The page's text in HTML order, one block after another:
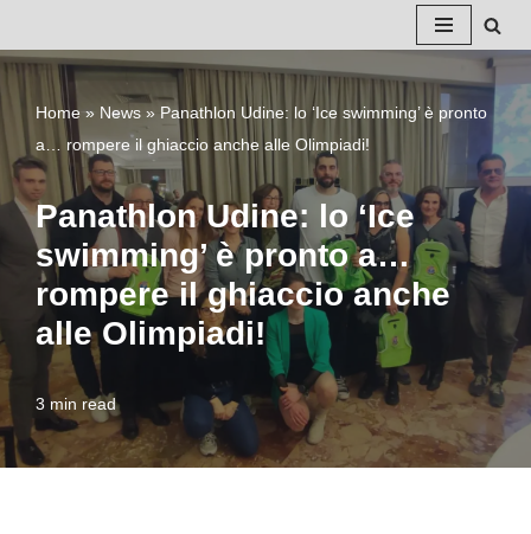
Vai
contenuto
Home» News » Panathlon Udine: lo ‘Ice swimming’ è pronto
a… rompere il ghiaccio anche alle Olimpiadi!
Panathlon Udine: lo ‘Ice
swimming’ è pronto a…
rompere il ghiaccio anche
alle Olimpiadi!
3 min read